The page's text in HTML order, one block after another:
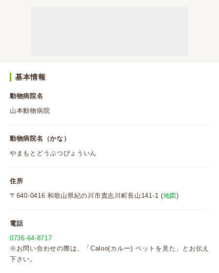
基本情報
動物病院名
山本動物病院
動物病院名（かな）
やまもとどうぶつびょういん
住所
〒640-0416 和歌山県紀の川市貴志川町長山141-1 (地図)
電話
0736-64-8717
※お問い合わせの際は、「Caloo(カルー) ペットを見た」とお伝え
下さい。